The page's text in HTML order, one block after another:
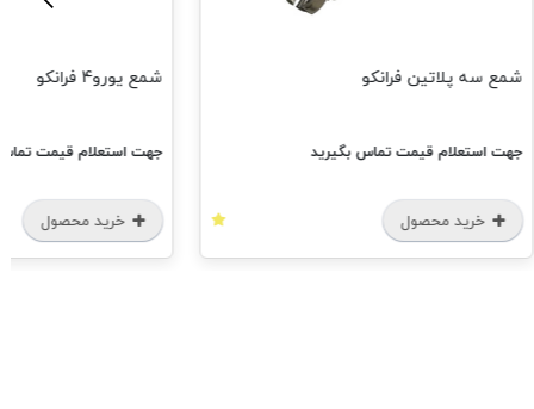
فرانکو
قیمت تماس بگیرید
محصول
جهت استعلام قیمت تماس بگیرید
خرید محصول